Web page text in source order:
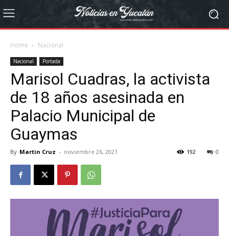
Home Nacional
Nacional Portada
Marisol Cuadras, la activista
de 18 años asesinada en
Palacio Municipal de
Guaymas
By Martin Cruz - noviembre 26, 2021 0
192